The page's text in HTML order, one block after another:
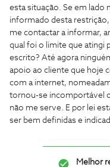
esta situação. Se em
informado desta
me contactar a informar,
qual foi o limite que atingi
escrito? Até agora
apoio ao cliente que hoje
com a internet,
tornou-se incomportável
não me serve. E por lei
ser bem definidas e
Melhor